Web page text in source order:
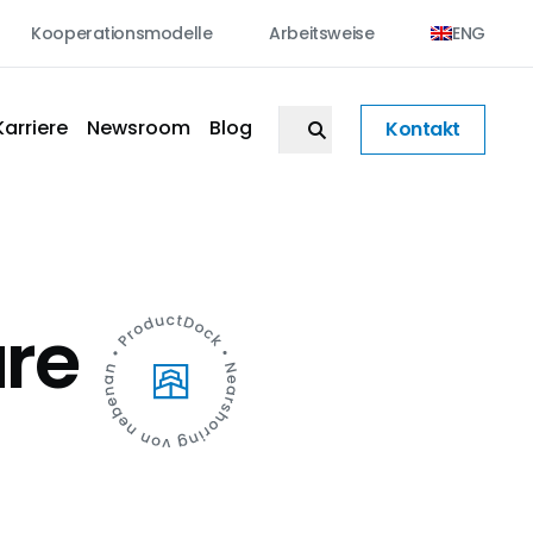
Kooperationsmodelle Arbeitsweise ENG
Newsroom Blog Kontakt